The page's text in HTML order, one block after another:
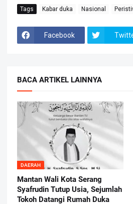
Tags Kabar duka Nasional
Facebook
BACA ARTIKEL LAINNYA
DAERAH
Mantan Wali Kota Serang
Syafrudin Tutup Usia, Sejumlah
Tokoh Datangi Rumah Duka